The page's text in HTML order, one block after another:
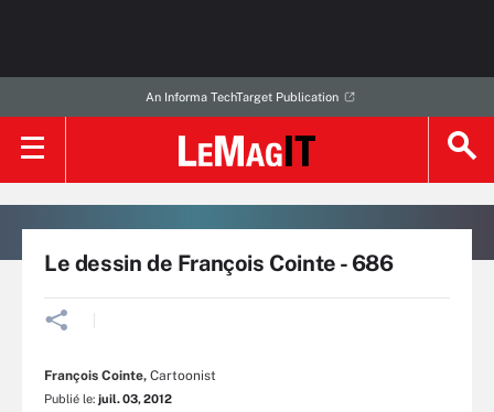
An Informa TechTarget Publication
Le dessin de François Cointe - 686
François Cointe, Cartoonist
Publié le: juil. 03, 2012